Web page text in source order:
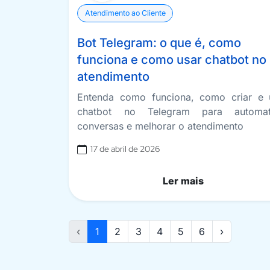
Atendimento ao Cliente
Bot Telegram: o que é, como
funciona e como usar chatbot no
atendimento
Entenda como funciona, como criar e
chatbot no Telegram para
conversas e melhorar o atendimento
17 de abril de 2026
Ler mais
‹ 1 2 3 4 5 6 ›